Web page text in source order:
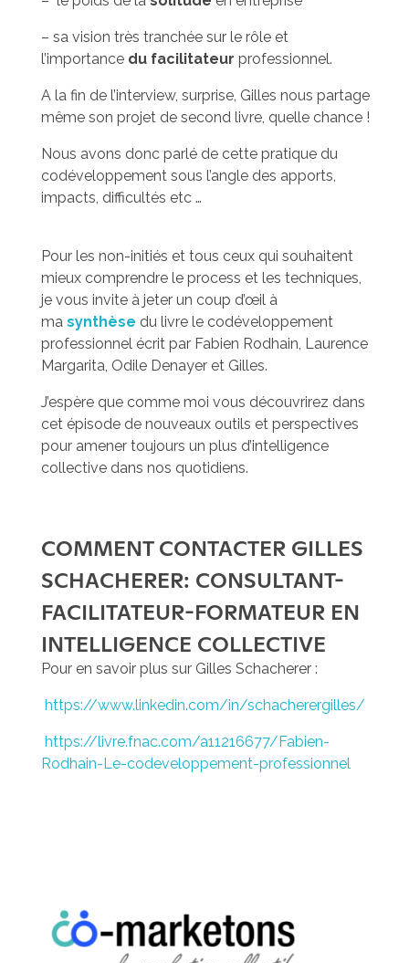
– sa vision très tranchée sur le rôle et
l’importance du facilitateur professionnel.
A la fin de l’interview, surprise, Gilles nous partage
même son projet de second livre, quelle chance !
Nous avons donc parlé de cette pratique du
codéveloppement sous l’angle des apports,
impacts, difficultés etc …
Pour les non-initiés et tous ceux qui souhaitent
mieux comprendre le process et les techniques,
je vous invite à jeter un coup d’œil à
ma synthèse du livre le codéveloppement
professionnel écrit par Fabien Rodhain, Laurence
Margarita, Odile Denayer et Gilles.
J’espère que comme moi vous découvrirez dans
cet épisode de nouveaux outils et perspectives
pour amener toujours un plus d’intelligence
collective dans nos quotidiens.
COMMENT CONTACTER GILLES
SCHACHERER: CONSULTANT-
FACILITATEUR-FORMATEUR EN
INTELLIGENCE COLLECTIVE
Pour en savoir plus sur Gilles Schacherer :
https://www.linkedin.com/in/schacherergilles/
https://livre.fnac.com/a11216677/Fabien-
Rodhain-Le-codeveloppement-professionnel